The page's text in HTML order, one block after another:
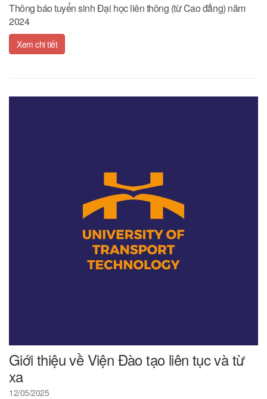
Thông báo tuyển sinh Đại học liên thông (từ Cao đẳng) năm
2024
Xem chi tiết
Giới thiệu về Viện Đào tạo liên tục và từ
xa
12/05/2025